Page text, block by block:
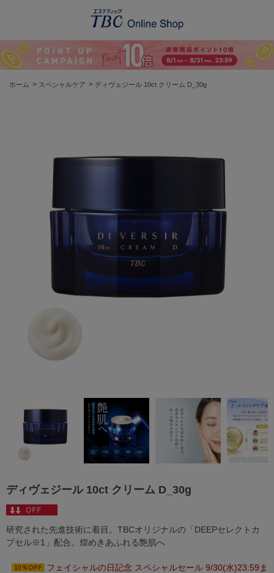
ホーム > スペシャルケア > ディヴェジール 10ct クリーム D_30g
ディヴェジール 10ct クリーム D_30g
研究された先進技術に着目。TBCオリジナルの「DEEPセレクトカ
プセル※1」配合。煌めきあふれる艶肌へ
10％OFF
フェイシャルの日記念 スペシャルセール 9/30(水)23:59ま